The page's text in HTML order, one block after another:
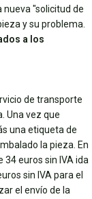
nueva "solicitud de
y su problema.
a los
de transporte
Una vez que
una etiqueta de
la pieza. En
euros sin IVA ida
sin IVA para el
el envío de la